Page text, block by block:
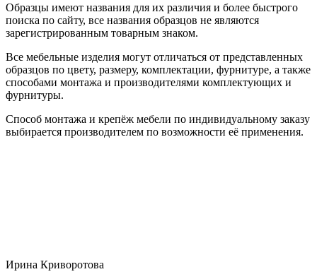
Образцы имеют названия для их различия и более быстрого
поиска по сайту, все названия образцов не являются
зарегистрированным товарным знаком.
Все мебельные изделия могут отличаться от представленных
образцов по цвету, размеру, комплектации, фурнитуре, а также
способами монтажа и производителями комплектующих и
фурнитуры.
Способ монтажа и крепёж мебели по индивидуальному заказу
выбирается производителем по возможности её применения.
Ирина Криворотова